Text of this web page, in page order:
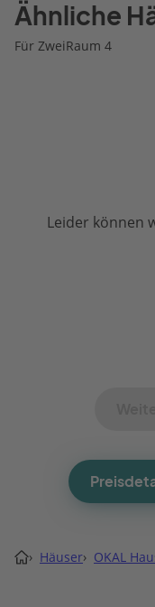
Ähnliche
Für ZweiRaum 4
Leider können
› Häuser› OKAL